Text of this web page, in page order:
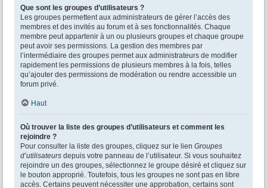
Que sont les groupes d’utilisateurs ?
Les groupes permettent aux administrateurs de gérer l’accès des
membres et des invités au forum et à ses fonctionnalités. Chaque
membre peut appartenir à un ou plusieurs groupes et chaque groupe
peut avoir ses permissions. La gestion des membres par
l’intermédiaire des groupes permet aux administrateurs de modifier
rapidement les permissions de plusieurs membres à la fois, telles
qu’ajouter des permissions de modération ou rendre accessible un
forum privé.
Haut
Où trouver la liste des groupes d’utilisateurs et comment les
rejoindre ?
Pour consulter la liste des groupes, cliquez sur le lien Groupes
d’utilisateurs depuis votre panneau de l’utilisateur. Si vous souhaitez
rejoindre un des groupes, sélectionnez le groupe désiré et cliquez sur
le bouton approprié. Toutefois, tous les groupes ne sont pas en libre
accès. Certains peuvent nécessiter une approbation, certains sont